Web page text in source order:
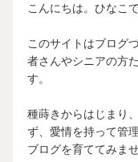
こんにちは。ひなこで
このサイトはブログ
者さんやシニアの方
す。
種蒔きからはじまり
ず、愛情を持って管
ブログを育ててみませ